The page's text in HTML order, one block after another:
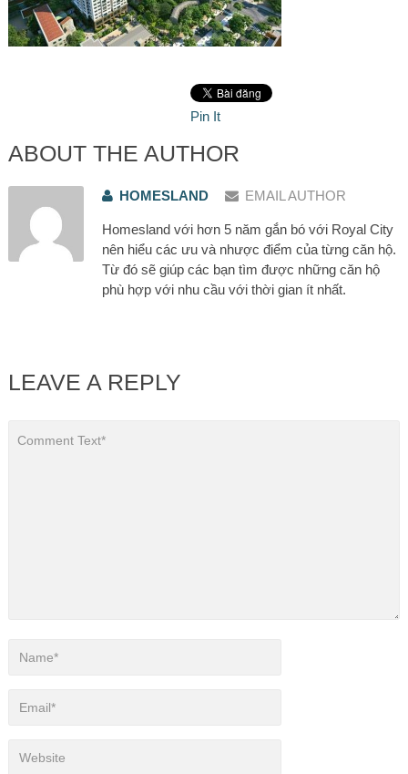
Pin It
ABOUT THE AUTHOR
HOMESLAND EMAIL AUTHOR
Homesland với hơn 5 năm gắn bó với Royal City
nên hiểu các ưu và nhược điểm của từng căn hộ.
Từ đó sẽ giúp các bạn tìm được những căn hộ
phù hợp với nhu cầu với thời gian ít nhất.
LEAVE A REPLY